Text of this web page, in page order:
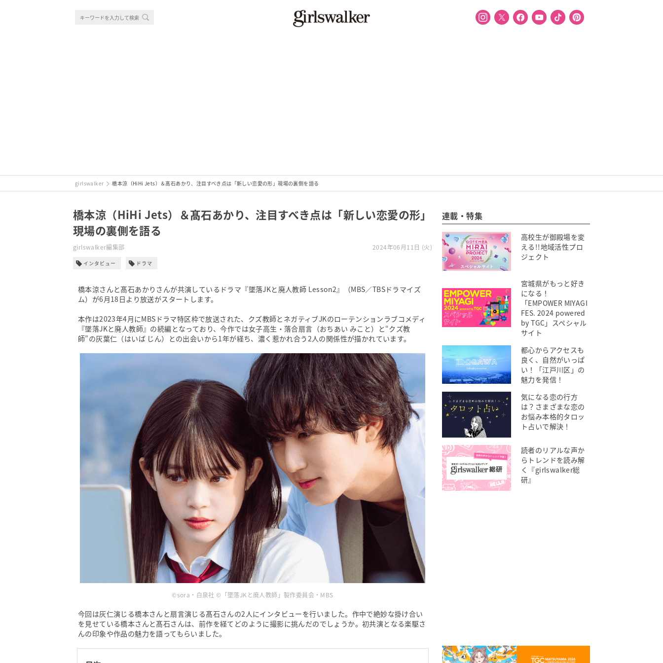
girlswalker 橋本涼（HiHi Jets）＆髙石あかり、注目すべき点は「新しい恋愛の形」現場の裏側を語る
橋本涼（HiHi Jets）＆髙石あかり、注目すべき点は「新しい恋愛の形」
現場の裏側を語る
girlswalker編集部 2024年06月11日 (火)
インタビュー ドラマ
橋本涼さんと髙石あかりさんが共演しているドラマ『墜落JKと廃人教師 Lesson2』（MBS／TBSドラマイズ
ム）が6月18日より放送がスタートします。
本作は2023年4月にMBSドラマ特区枠で放送された、クズ教師とネガティブJKのローテンションラブコメディ
『墜落JKと廃人教師』の続編となっており、今作では女子高生・落合扇言（おちあい みこと）と“クズ教
師”の灰葉仁（はいば じん）との出会いから1年が経ち、濃く惹かれ合う2人の関係性が描かれています。
©︎sora・白泉社 ©「墜落JKと廃人教師」製作委員会・MBS
今回は灰仁演じる橋本さんと扇言演じる髙石さんの2人にインタビューを行いました。作中で絶妙な掛け合い
を見せている橋本さんと髙石さんは、前作を経てどのように撮影に挑んだのでしょうか。初共演となる楽駆さ
んの印象や作品の魅力を語ってもらいました。
連載・特集
高校生が御殿場を変
える!!地域活性プロ
ジェクト
宮城県がもっと好き
になる！
「EMPOWER MIYAGI
FES. 2024 powered
by TGC」スペシャル
サイト
都心からアクセスも
良く、自然がいっぱ
い！「江戸川区」の
魅力を発信！
気になる恋の行方
は？さまざまな恋の
お悩み本格的タロッ
ト占いで解決！
読者のリアルな声か
らトレンドを読み解
く『girlswalker総
研』